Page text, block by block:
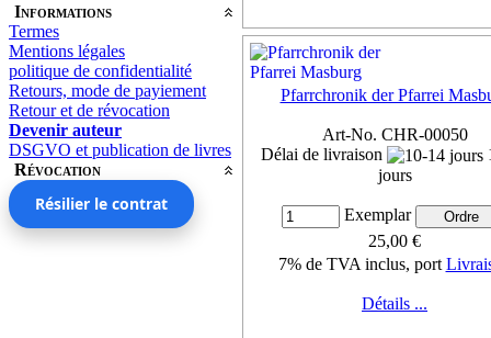
Informations
Termes
Mentions légales
politique de confidentialité
Retours, mode de payiement
Retour et de révocation
Devenir auteur
DSGVO et publication de livres
Révocation
Résilier le contrat
Pfarrchronik der Pfarrei
Art-No. CHR-00050
Délai de livraison
jours
Exemplar
25,00 €
7% de TVA inclus, port
Détails ...